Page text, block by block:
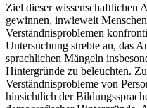
Ziel dieser wissenschaftlichen
gewinnen, inwieweit
Verständnisproblemen
Untersuchung strebte an, das
sprachlichen Mängeln
Hintergründe zu beleuchten.
Verständnisprobleme von
hinsichtlich der